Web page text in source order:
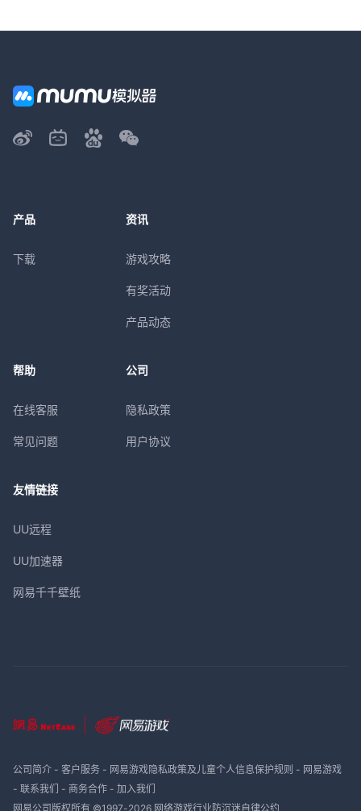
产品
下载
资讯
游戏攻略
有奖活动
产品动态
帮助
在线客服
常见问题
公司
隐私政策
用户协议
友情链接
UU远程
UU加速器
网易千千壁纸
公司简介- 客户服务- 网易游戏隐私政策及儿童个人信息保护规则 - 网易游戏
- 联系我们 - 商务合作- 加入我们
网易公司版权所有 ©1997-2026 网络游戏行业防沉迷自律公约